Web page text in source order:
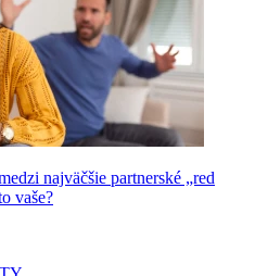
najväčšie partnerské „red
vaše?